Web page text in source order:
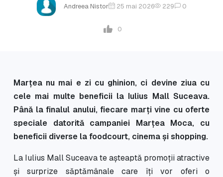
Andreea Nistor 25 mai 2026 229 0
0
Marțea nu mai e zi cu ghinion, ci devine ziua cu
cele mai multe beneficii la Iulius Mall Suceava.
Până la finalul anului, fiecare marți vine cu oferte
speciale datorită campaniei Marțea Moca, cu
beneficii diverse la foodcourt, cinema și shopping.
La Iulius Mall Suceava te așteaptă promoții atractive
și surprize săptămânale care îți vor oferi o